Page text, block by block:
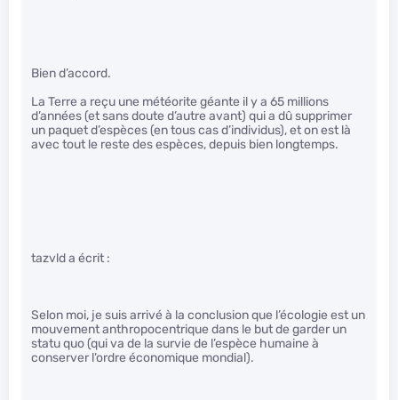
Bien d’accord.
La Terre a reçu une météorite géante il y a 65 millions
d’années (et sans doute d’autre avant) qui a dû supprimer
un paquet d’espèces (en tous cas d’individus), et on est là
avec tout le reste des espèces, depuis bien longtemps.
tazvld a écrit :
Selon moi, je suis arrivé à la conclusion que l’écologie est un
mouvement anthropocentrique dans le but de garder un
statu quo (qui va de la survie de l’espèce humaine à
conserver l’ordre économique mondial).